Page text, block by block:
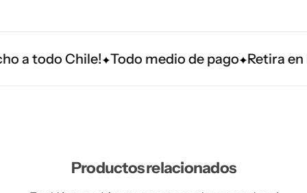
a todo Chile! Todo medio de pago Retira en
Productos relacionados